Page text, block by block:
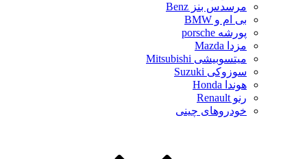
مرسدس بنز Benz
بی ام و BMW
پورشه porsche
مزدا Mazda
میتسوبیشی Mitsubishi
سوزوکی Suzuki
هوندا Honda
رنو Renault
خودروهای چینی